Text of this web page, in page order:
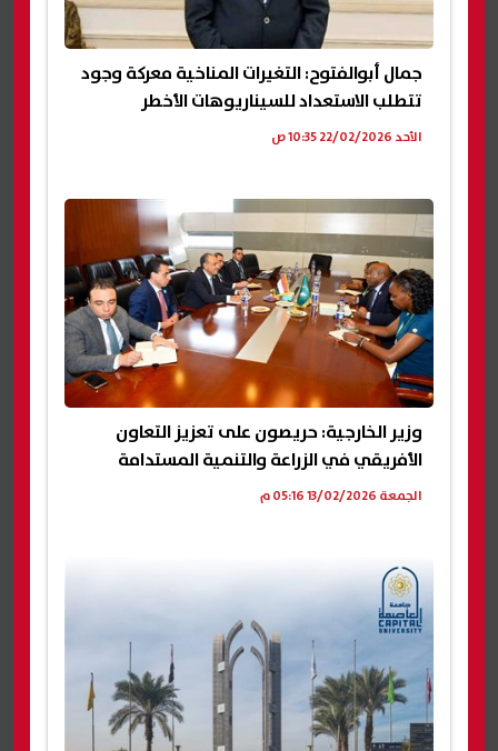
جمال أبوالفتوح: التغيرات المناخية معركة وجود
تتطلب الاستعداد للسيناريوهات الأخطر
الأحد 22/02/2026 10:35 ص
وزير الخارجية: حريصون على تعزيز التعاون
الأفريقي في الزراعة والتنمية المستدامة
الجمعة 13/02/2026 05:16 م